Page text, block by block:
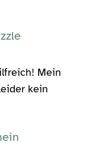
Mein
kein